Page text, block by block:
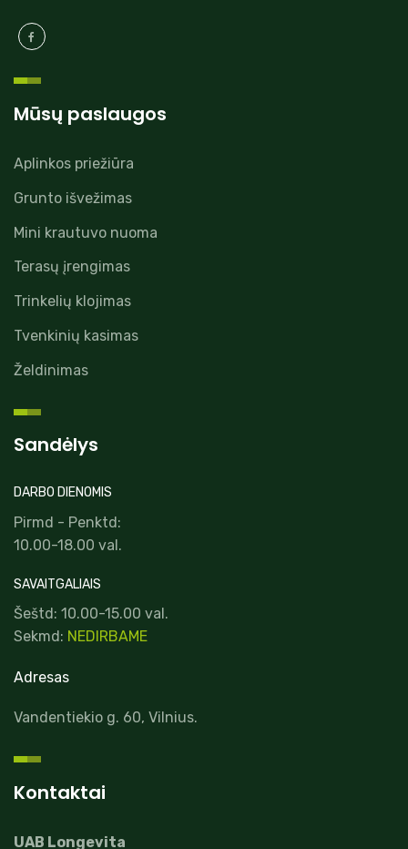
Mūsų paslaugos
Aplinkos priežiūra
Grunto išvežimas
Mini krautuvo nuoma
Terasų įrengimas
Trinkelių klojimas
Tvenkinių kasimas
Želdinimas
Sandėlys
DARBO DIENOMIS
Pirmd - Penktd:
10.00-18.00 val.
SAVAITGALIAIS
Šeštd: 10.00-15.00 val.
Sekmd: NEDIRBAME
Adresas
Vandentiekio g. 60, Vilnius.
Kontaktai
UAB Longevita